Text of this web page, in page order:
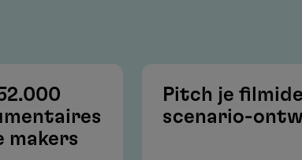
makers actief in film, theater, muziek, beeldende
relatie met de Nederlandse culturele sector.
geen of beperkte toegang hebben tot reguliere
voor een nieuwe richting in hun werk.
makers
Pitch je
scenario-